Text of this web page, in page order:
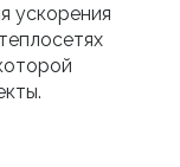
ускорения